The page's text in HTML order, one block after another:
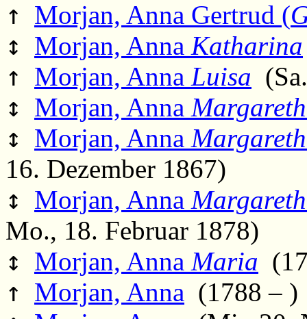
↑ Morjan, Anna Gertrud (
↕ Morjan, Anna Katharina
↑ Morjan, Anna Luisa
↕ Morjan, Anna
↕ Morjan, Anna
16. Dezember 1867)
↕ Morjan, Anna
Mo., 18. Februar 1878)
↕ Morjan, Anna Maria
↑ Morjan, Anna (1788 – )